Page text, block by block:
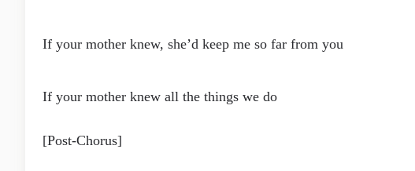
If your mother knew, she’d keep me so far from you
If your mother knew all the things we do
[Post-Chorus]